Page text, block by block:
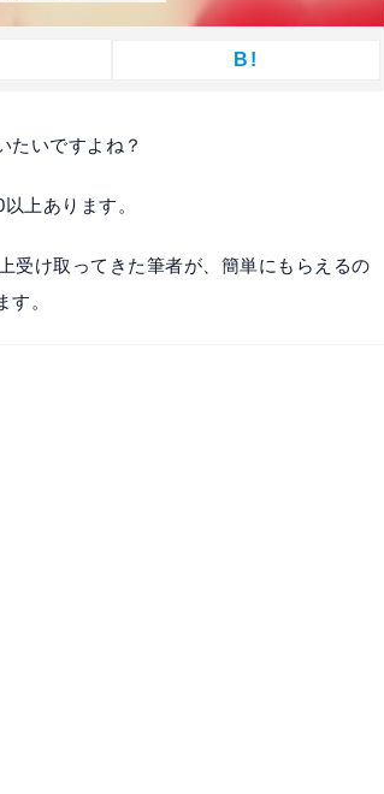
B!
たいですよね？
上あります。
受け取ってきた筆者が、簡単にもらえるの
。